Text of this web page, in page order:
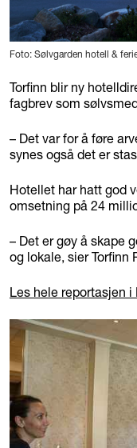
Foto: Sølvgarden hotell &
Torfinn blir ny
fagbrev som
– Det var for å føre
synes også det er
Hotellet har hatt god
omsetning på 24
– Det er gøy å skape
og lokale, sier Torfinn
Les hele reportasjen